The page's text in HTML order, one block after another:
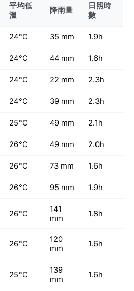
平均低
溫
降雨量
日照時
數
24°C 35 mm 1.9h
24°C 44 mm 1.6h
24°C 22 mm 2.3h
24°C 39 mm 2.3h
25°C 49 mm 2.1h
26°C 49 mm 2.0h
26°C 73 mm 1.6h
26°C 95 mm 1.9h
26°C
141
mm
1.8h
26°C
120
mm
1.6h
25°C
139
mm
1.6h